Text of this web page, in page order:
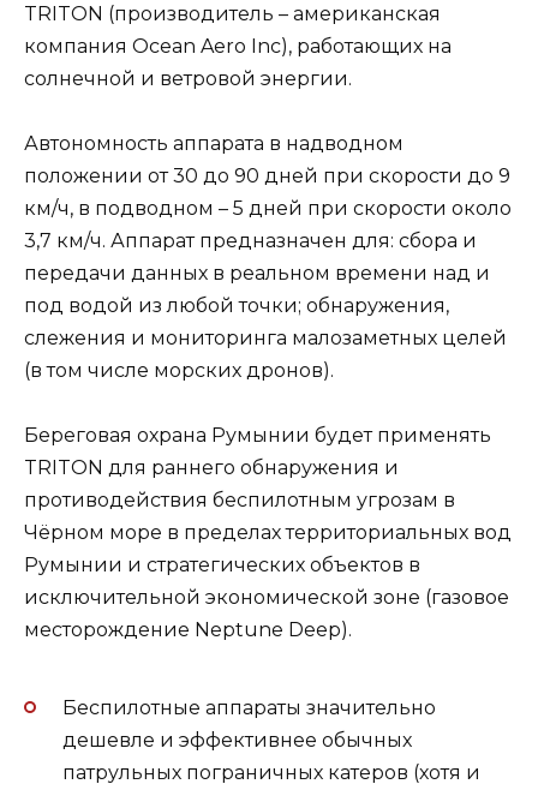
TRITON (производитель – американская
компания Ocean Aero Inc), работающих на
солнечной и ветровой энергии.
Автономность аппарата в надводном
положении от 30 до 90 дней при скорости до 9
км/ч, в подводном – 5 дней при скорости около
3,7 км/ч. Аппарат предназначен для: сбора и
передачи данных в реальном времени над и
под водой из любой точки; обнаружения,
слежения и мониторинга малозаметных целей
(в том числе морских дронов).
Береговая охрана Румынии будет применять
TRITON для раннего обнаружения и
противодействия беспилотным угрозам в
Чёрном море в пределах территориальных вод
Румынии и стратегических объектов в
исключительной экономической зоне (газовое
месторождение Neptune Deep).
Беспилотные аппараты значительно
дешевле и эффективнее обычных
патрульных пограничных катеров (хотя и